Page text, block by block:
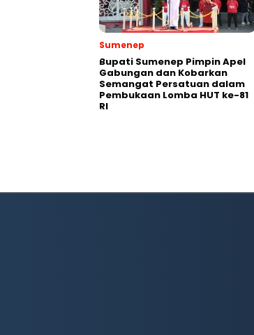
Sumenep
Bupati Sumenep Pimpin Apel
Gabungan dan Kobarkan
Semangat Persatuan dalam
Pembukaan Lomba HUT ke-81
RI